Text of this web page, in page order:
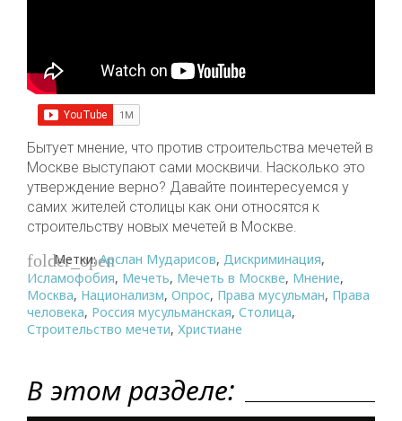
Бытует мнение, что против строительства мечетей в
Москве выступают сами москвичи. Насколько это
утверждение верно? Давайте поинтересуемся у
самих жителей столицы как они относятся к
строительству новых мечетей в Москве.
folder_open
Метки:Арслан Мударисов, Дискриминация,
Исламофобия, Мечеть, Мечеть в Москве, Мнение,
Москва, Национализм, Опрос, Права мусульман, Права
человека, Россия мусульманская, Столица,
Строительство мечети, Христиане
В этом разделе: